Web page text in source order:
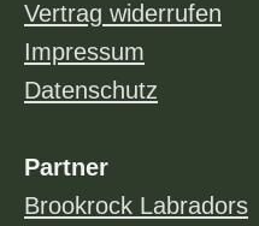
Vertrag widerrufen
Impressum
Datenschutz
Partner
Brookrock Labradors